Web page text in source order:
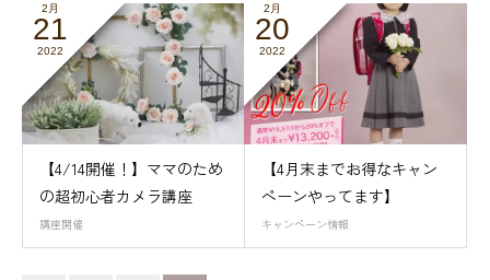
2月
21
2022
【4/14開催！】ママのため
の超初心者カメラ講座
講座開催
2月
20
2022
【4月末までお得なキャン
ペーンやってます】
キャンペーン情報